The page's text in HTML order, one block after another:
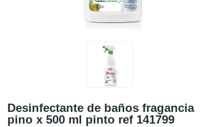
Desinfectante de baños fragancia
pino x 500 ml pinto ref 141799